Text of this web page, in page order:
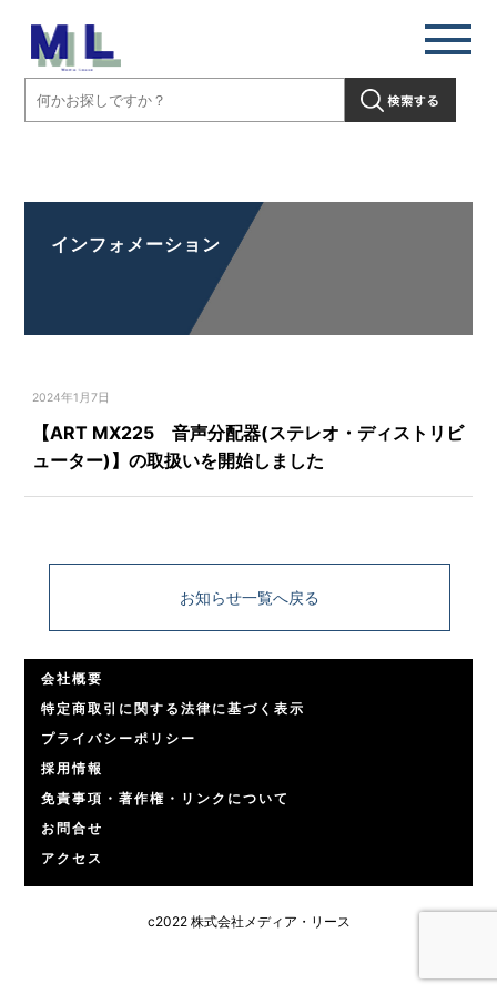
インフォメーション
2024年1月7日
【ART MX225 音声分配器(ステレオ・ディストリビ
ューター)】の取扱いを開始しました
お知らせ一覧へ戻る
会社概要
特定商取引に関する法律に基づく表示
プライバシーポリシー
採用情報
免責事項・著作権・リンクについて
お問合せ
アクセス
c2022 株式会社メディア・リース